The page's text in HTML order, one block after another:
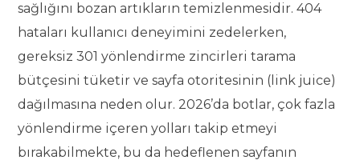
sağlığını bozan artıkların temizlenmesidir. 404
hataları kullanıcı deneyimini zedelerken,
gereksiz 301 yönlendirme zincirleri tarama
bütçesini tüketir ve sayfa otoritesinin (link juice)
dağılmasına neden olur. 2026’da botlar, çok fazla
yönlendirme içeren yolları takip etmeyi
bırakabilmekte, bu da hedeflenen sayfanın